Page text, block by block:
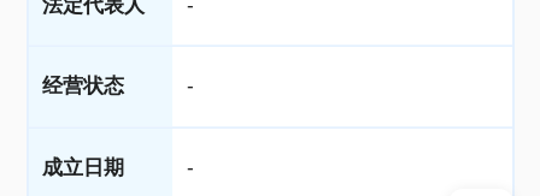
法定代表人 -
经营状态 -
成立日期 -